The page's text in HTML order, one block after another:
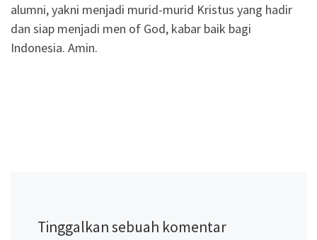
alumni, yakni menjadi murid-murid Kristus yang hadir
dan siap menjadi men of God, kabar baik bagi
Indonesia. Amin.
Tinggalkan sebuah komentar